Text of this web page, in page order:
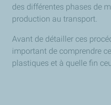
des différentes phases de
production au transport.
Avant de détailler ces
important de comprendre
plastiques et à quelle fin